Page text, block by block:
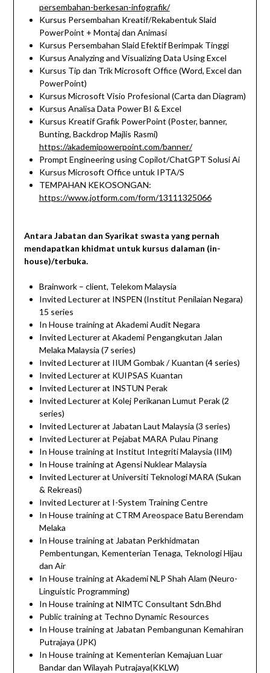
persembahan-berkesan-infografik/
Kursus Persembahan Kreatif/Rekabentuk Slaid
PowerPoint + Montaj dan Animasi
Kursus Persembahan Slaid Efektif Berimpak Tinggi
Kursus Analyzing and Visualizing Data Using Excel
Kursus Tip dan Trik Microsoft Office (Word, Excel dan
PowerPoint)
Kursus Microsoft Visio Profesional (Carta dan Diagram)
Kursus Analisa Data Power BI & Excel
Kursus Kreatif Grafik PowerPoint (Poster, banner,
Bunting, Backdrop Majlis Rasmi)
https://akademipowerpoint.com/banner/
Prompt Engineering using Copilot/ChatGPT Solusi Ai
Kursus Microsoft Office untuk IPTA/S
TEMPAHAN KEKOSONGAN:
https://www.jotform.com/form/1311 1325066
Antara Jabatan dan Syarikat swasta yang pernah
mendapatkan khidmat untuk kursus dalaman (in-
house)/terbuka.
Brainwork – client, Telekom Malaysia
Invited Lecturer at INSPEN (Institut Penilaian Negara)
15 series
In House training at Akademi Audit Negara
Invited Lecturer at Akademi Pengangkutan Jalan
Melaka Malaysia (7 series)
Invited Lecturer at IIUM Gombak / Kuantan (4 series)
Invited Lecturer at KUIPSAS Kuantan
Invited Lecturer at INSTUN Perak
Invited Lecturer at Kolej Perikanan Lumut Perak (2
series)
Invited Lecturer at Jabatan Laut Malaysia (3 series)
Invited Lecturer at Pejabat MARA Pulau Pinang
In House training at Institut Integriti Malaysia (IIM)
In House training at Agensi Nuklear Malaysia
Invited Lecturer at Universiti Teknologi MARA (Sukan
& Rekreasi)
Invited Lecturer at I-System Training Centre
In House training at CTRM Areospace Batu Berendam
Melaka
In House training at Jabatan Perkhidmatan
Pembentungan, Kementerian Tenaga, Teknologi Hijau
dan Air
In House training at Akademi NLP Shah Alam (Neuro-
Linguistic Programming)
In House training at NIMTC Consultant Sdn.Bhd
Public training at Techno Dynamic Resources
In House training at Jabatan Pembangunan Kemahiran
Putrajaya (JPK)
In House training at Kementerian Kemajuan Luar
Bandar dan Wilayah Putrajaya(KKLW)